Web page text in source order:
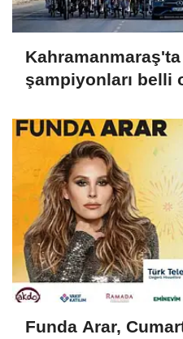
şampiyonları belli
Funda Arar,